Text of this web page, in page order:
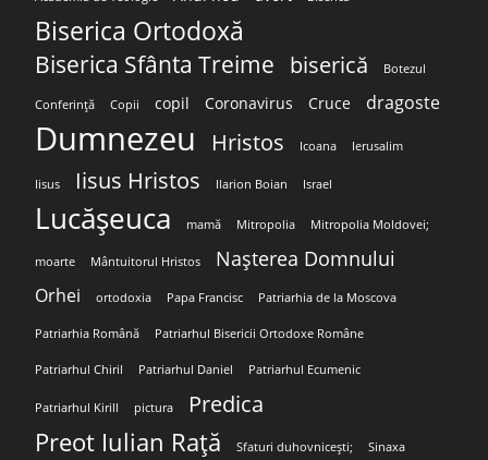
Biserica Ortodoxă
Biserica Sfânta Treime biserică Botezul
Conferință Copii copil Coronavirus Cruce dragoste
Dumnezeu Hristos Icoana Ierusalim
Iisus Iisus Hristos Ilarion Boian Israel
Lucășeuca mamă Mitropolia Mitropolia Moldovei;
moarte Mântuitorul Hristos Nașterea Domnului
Orhei ortodoxia Papa Francisc Patriarhia de la Moscova
Patriarhia Română Patriarhul Bisericii Ortodoxe Române
Patriarhul Chiril Patriarhul Daniel Patriarhul Ecumenic
Patriarhul Kirill pictura Predica
Preot Iulian Rață Sfaturi duhovnicești; Sinaxa